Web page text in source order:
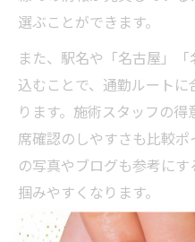
選ぶことができます。
また、駅名や「名古屋」
込むことで、通勤ルート
ります。施術スタッフの
席確認のしやすさも比較
の写真やブログも参考に
掴みやすくなります。
注意点として、口コミは個